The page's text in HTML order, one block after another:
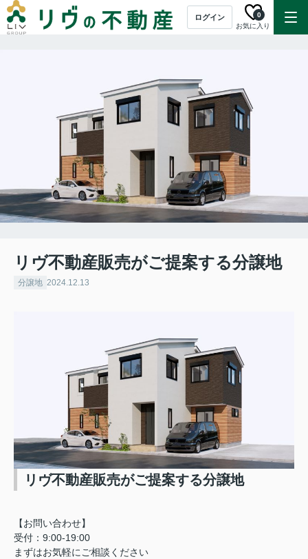
ログイン
お気に入り
0
リヴ不動産販売がご提案する分譲地
分譲地 2024.12.13
リヴ不動産販売がご提案する分譲地
【お問い合わせ】
受付：9:00-19:00
まずはお気軽にご相談ください